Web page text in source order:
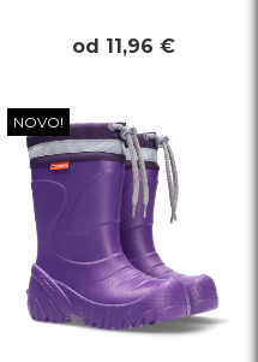
od 11,96 €
NOVO!